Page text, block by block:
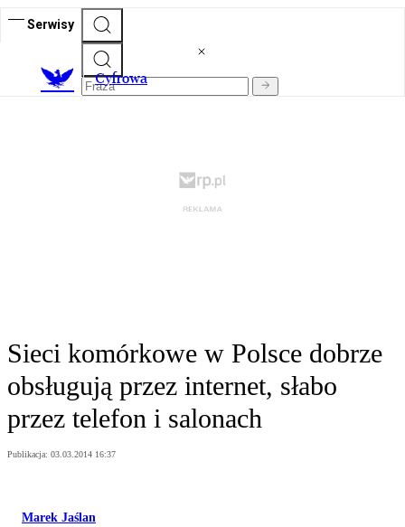
Serwisy
Cyfrowa
Sieci komórkowe w Polsce dobrze
obsługują przez internet, słabo
przez telefon i salonach
Publikacja: 03.03.2014 16:37
Marek Jaślan